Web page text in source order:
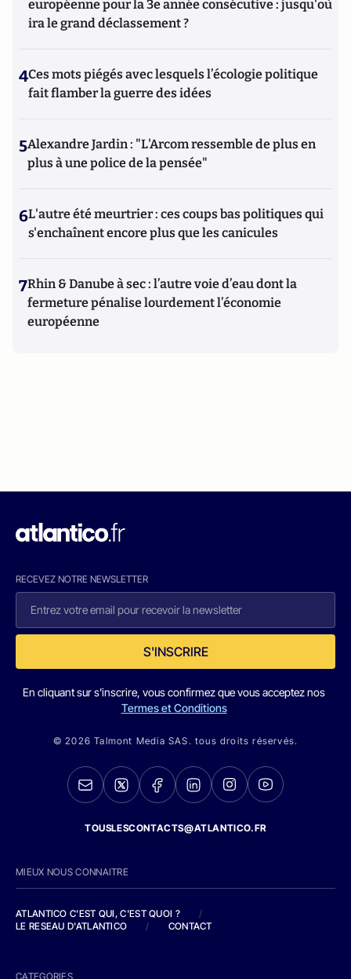
européenne pour la 3e année consécutive : jusqu'où
ira le grand déclassement ?
4Ces mots piégés avec lesquels l’écologie politique
fait flamber la guerre des idées
5Alexandre Jardin : "L'Arcom ressemble de plus en
plus à une police de la pensée"
6L'autre été meurtrier : ces coups bas politiques qui
s'enchaînent encore plus que les canicules
7Rhin & Danube à sec : l’autre voie d’eau dont la
fermeture pénalise lourdement l’économie
européenne
RECEVEZ NOTRE NEWSLETTER
S'INSCRIRE
En cliquant sur s'inscrire, vous confirmez que vous acceptez nos
Termes et Conditions
© 2026 Talmont Media SAS. tous droits réservés.
TOUSLESCONTACTS@ATLANTICO.FR
MIEUX NOUS CONNAITRE
ATLANTICO C'EST QUI, C'EST QUOI ?
/
LE RESEAU D'ATLANTICO
/ CONTACT
CATEGORIES